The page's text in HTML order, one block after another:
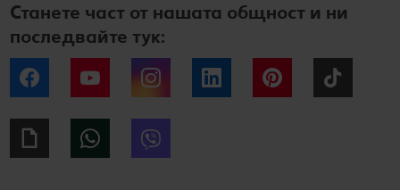
Станете част от нашата общност и ни
последвайте тук:
Facebook YouTube Instagram LinkedIn Pinterest
Giphy WhatsApp